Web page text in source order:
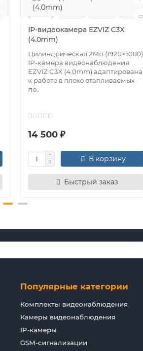
IP-видеокамера EZVIZ C3X
(4.0mm)
Цилиндрическая 2Мп (1920×1080)
IP-камера видеонаблюдения
EZVIZ C3X (4.0mm) адаптирована
к работе в плохо отапливаемых
по..
14 500 ₽
В корзину
Быстрый заказ
Популярные категории
Комплекты видеонаблюдения
Камеры видеонаблюдения
IP-камеры
GSM-сигнализации